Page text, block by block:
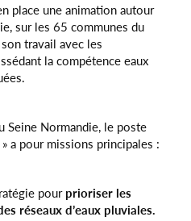
place une animation autour
sur les 65 communes du
travail avec les
la compétence eaux
Seine Normandie, le poste
a pour missions principales :
pourprioriser les
réseaux d’eaux pluviales.